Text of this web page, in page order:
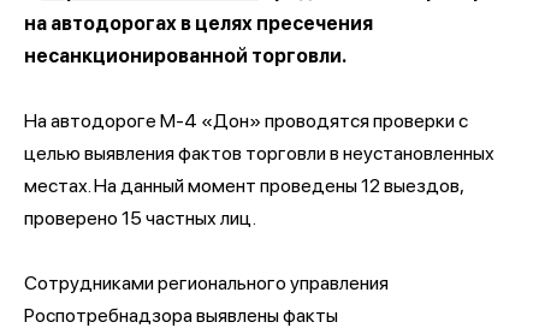
на автодорогах в целях пресечения
несанкционированной торговли.
На автодороге М-4 «Дон» проводятся проверки с
целью выявления фактов торговли в неустановленных
местах. На данный момент проведены 12 выездов,
проверено 15 частных лиц.
Сотрудниками регионального управления
Роспотребнадзора выявлены факты